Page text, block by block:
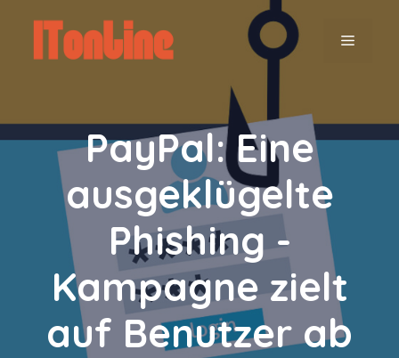
springen
MENÜ
PayPal: Eine
ausgeklügelte
Phishing -
Kampagne zielt
auf Benutzer ab